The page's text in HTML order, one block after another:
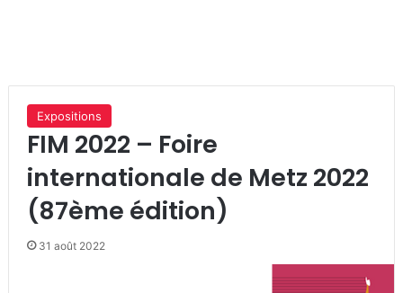
Expositions
FIM 2022 – Foire
internationale de Metz 2022
(87ème édition)
31 août 2022